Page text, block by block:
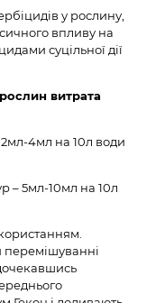
у рослину,
впливу на
суцільної дії
витрата
2мл-4мл на 10л води
– 5мл-10мл на 10л
перемішуванні